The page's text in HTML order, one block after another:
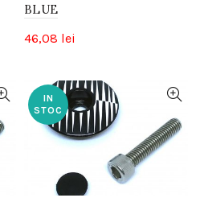
BLUE
46,08 lei
IN
STOC